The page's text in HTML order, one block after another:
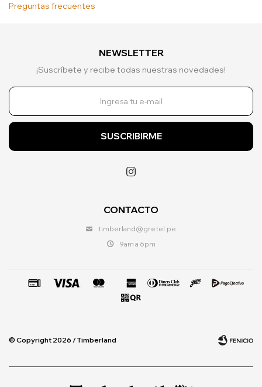
Preguntas frecuentes
CONTACTO
timberland@gretel.pe
9am a 6pm
NEWSLETTER
¡Suscríbete y recibe todas nuestras novedades!
SUSCRIBIRME

© Copyright 2026 / Timberland